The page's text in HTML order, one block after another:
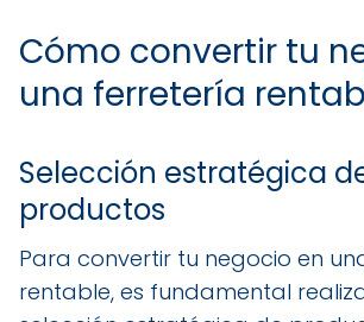
Cómo convertir tu
una ferretería
Selección estratégica
productos
Para convertir tu negocio en
rentable, es fundamental